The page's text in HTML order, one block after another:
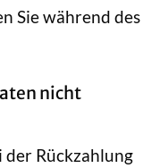
Sie während des
nicht
der Rückzahlung